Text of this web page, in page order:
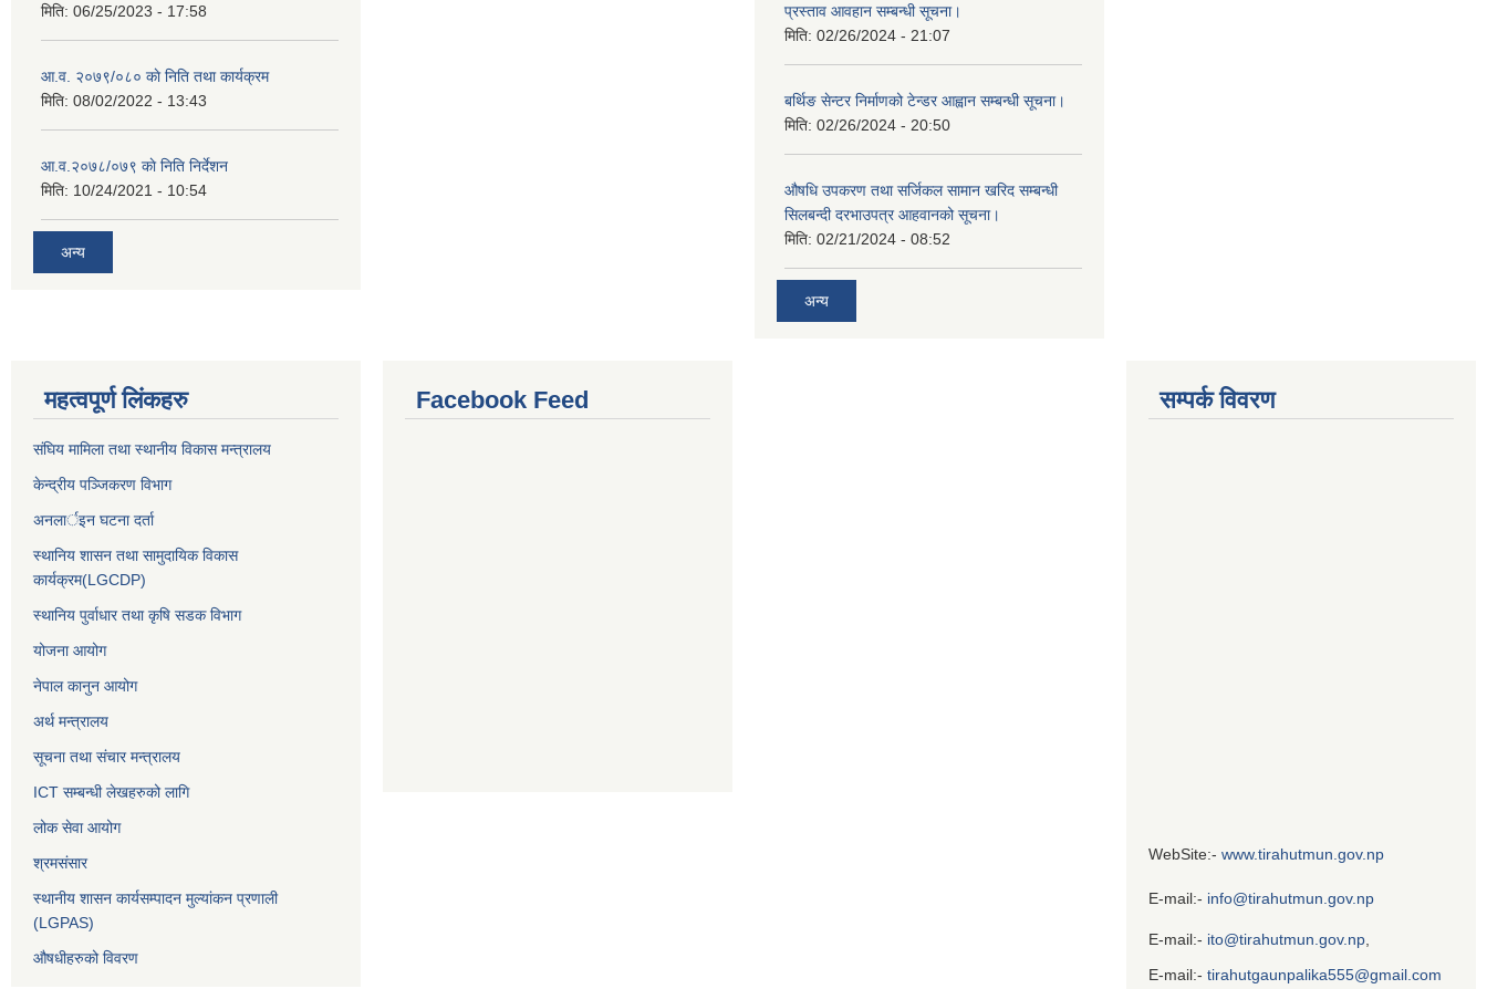
मिति: 06/25/2023 - 17:58
आ.व. २०७९/०८० काे निति तथा कार्यक्रम
मिति: 08/02/2022 - 13:43
आ.व.२०७८/०७९ काे निति निर्देशन
मिति: 10/24/2021 - 10:54
अन्य
प्रस्ताव आवहान सम्बन्धी सूचना।
मिति: 02/26/2024 - 21:07
बर्थिङ सेन्टर निर्माणको टेन्डर आह्वान सम्बन्धी सूचना।
मिति: 02/26/2024 - 20:50
औषधि उपकरण तथा सर्जिकल सामान खरिद सम्बन्धी
सिलबन्दी दरभाउपत्र आहवानको सूचना।
मिति: 02/21/2024 - 08:52
अन्य
महत्वपूर्ण लिंकहरु
संघिय मामिला तथा स्थानीय विकास मन्त्रालय
केन्द्रीय पञ्जिकरण विभाग
अनलार्इन घटना दर्ता
स्थानिय शासन तथा सामुदायिक विकास
कार्यक्रम(LGCDP)
स्थानिय पुर्वाधार तथा कृषि सडक विभाग
योजना आयोग
नेपाल कानुन आयोग
अर्थ मन्त्रालय
सूचना तथा संचार मन्त्रालय
ICT सम्बन्धी लेखहरुको लागि
लोक सेवा आयोग
श्रमसंसार
स्थानीय शासन कार्यसम्पादन मुल्यांकन प्रणाली
(LGPAS)
औषधीहरुको विवरण
Facebook Feed सम्पर्क विवरण
WebSite:- www.tirahutmun.gov.np
E-mail:- info@tirahutmun.gov.np
E-mail:- ito@tirahutmun.gov.np,
E-mail:- tirahutgaunpalika555@gmail.com